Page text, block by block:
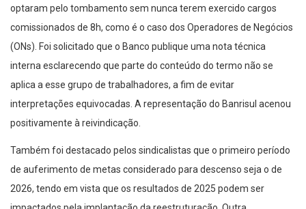
optaram pelo tombamento sem nunca terem exercido cargos
comissionados de 8h, como é o caso dos Operadores de Negócios
(ONs). Foi solicitado que o Banco publique uma nota técnica
interna esclarecendo que parte do conteúdo do termo não se
aplica a esse grupo de trabalhadores, a fim de evitar
interpretações equivocadas. A representação do Banrisul acenou
positivamente à reivindicação.
Também foi destacado pelos sindicalistas que o primeiro período
de auferimento de metas considerado para descenso seja o de
2026, tendo em vista que os resultados de 2025 podem ser